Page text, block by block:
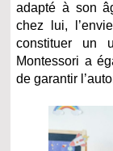
adapté à son
chez lui,
constituer un
Montessori a
de garantir